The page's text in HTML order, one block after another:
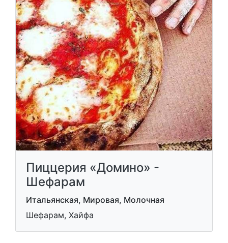
Пиццерия «Домино» -
Шефарам
Итальянская, Мировая, Молочная
Шефарам, Хайфа